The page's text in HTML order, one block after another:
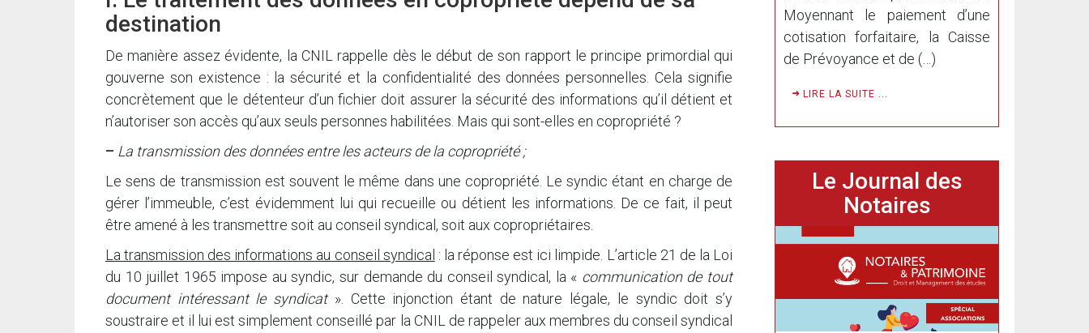
destination
De manière assez évidente, la CNIL rappelle dès le début de son rapport le principe primordial qui
gouverne son existence : la sécurité et la confidentialité des données personnelles. Cela signifie
concrètement que le détenteur d’un fichier doit assurer la sécurité des informations qu’il détient et
n’autoriser son accès qu’aux seuls personnes habilitées. Mais qui sont-elles en copropriété ?
– La transmission des données entre les acteurs de la copropriété ;
Le sens de transmission est souvent le même dans une copropriété. Le syndic étant en charge de
gérer l’immeuble, c’est évidemment lui qui recueille ou détient les informations. De ce fait, il peut
être amené à les transmettre soit au conseil syndical, soit aux copropriétaires.
La transmission des informations au conseil syndical : la réponse est ici limpide. L’article 21 de la Loi
du 10 juillet 1965 impose au syndic, sur demande du conseil syndical, la « communication de tout
document intéressant le syndicat». Cette injonction étant de nature légale, le syndic doit s’y
soustraire et il lui est simplement conseillé par la CNIL de rappeler aux membres du conseil syndical
Moyennant le paiement d’une
cotisation forfaitaire, la Caisse
de Prévoyance et de (…)
LIRE LA SUITE ...
Le Journal des
Notaires